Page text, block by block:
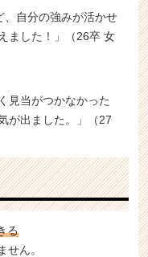
、自分の強みが活かせ
ました！」（26卒 女
見当がつかなかった
が出ました。」（27
る
せん。